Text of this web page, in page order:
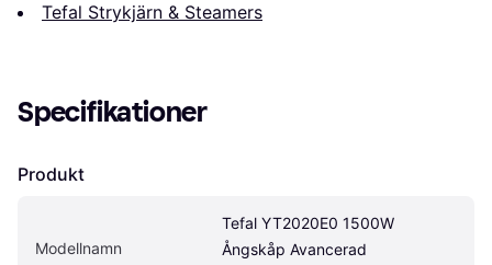
Tefal Strykjärn & Steamers
Specifikationer
Produkt
Modellnamn
Tefal YT2020E0 1500W
Ångskåp Avancerad